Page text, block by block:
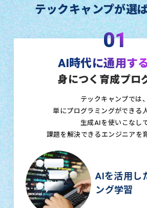
テックキャンプが選
01
AI時代に通用す
身につく育成プロ
テックキャンプでは、
単にプログラミングができる
生成AIを使いこなし
課題を解決できるエンジニアを
AIを活用し
ング学習